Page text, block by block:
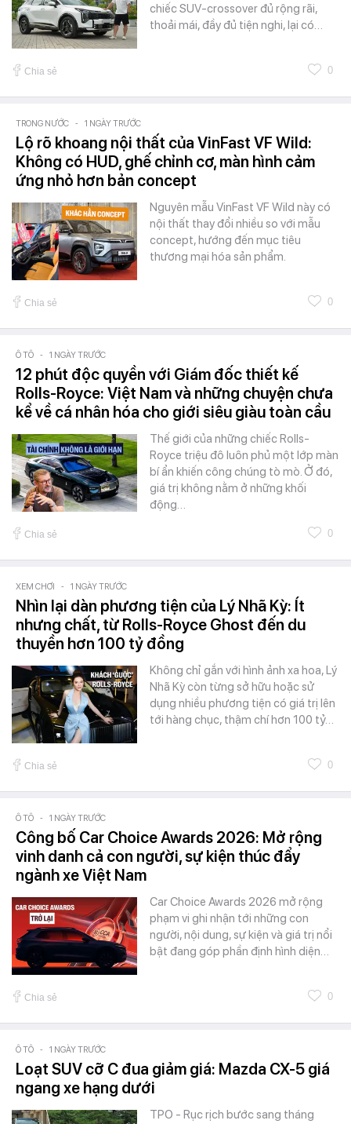
chiếc SUV-crossover đủ rộng rãi,
thoải mái, đầy đủ tiện nghi, lại có…
Chia sẻ 0
TRONG NƯỚC - 1 NGÀY TRƯỚC
Lộ rõ khoang nội thất của VinFast VF Wild:
Không có HUD, ghế chỉnh cơ, màn hình cảm
ứng nhỏ hơn bản concept
Nguyên mẫu VinFast VF Wild này có
nội thất thay đổi nhiều so với mẫu
concept, hướng đến mục tiêu
thương mại hóa sản phẩm.
Chia sẻ 0
Ô TÔ - 1 NGÀY TRƯỚC
12 phút độc quyền với Giám đốc thiết kế
Rolls-Royce: Việt Nam và những chuyện chưa
kể về cá nhân hóa cho giới siêu giàu toàn cầu
Thế giới của những chiếc Rolls-
Royce triệu đô luôn phủ một lớp màn
bí ẩn khiến công chúng tò mò. Ở đó,
giá trị không nằm ở những khối
động…
Chia sẻ 0
XEM CHƠI - 1 NGÀY TRƯỚC
Nhìn lại dàn phương tiện của Lý Nhã Kỳ: Ít
nhưng chất, từ Rolls-Royce Ghost đến du
thuyền hơn 100 tỷ đồng
Không chỉ gắn với hình ảnh xa hoa, Lý
Nhã Kỳ còn từng sở hữu hoặc sử
dụng nhiều phương tiện có giá trị lên
tới hàng chục, thậm chí hơn 100 tỷ…
Chia sẻ 0
Ô TÔ - 1 NGÀY TRƯỚC
Công bố Car Choice Awards 2026: Mở rộng
vinh danh cả con người, sự kiện thúc đẩy
ngành xe Việt Nam
Car Choice Awards 2026 mở rộng
phạm vi ghi nhận tới những con
người, nội dung, sự kiện và giá trị nổi
bật đang góp phần định hình diện…
Chia sẻ 0
Ô TÔ - 1 NGÀY TRƯỚC
Loạt SUV cỡ C đua giảm giá: Mazda CX-5 giá
ngang xe hạng dưới
TPO - Rục rịch bước sang tháng